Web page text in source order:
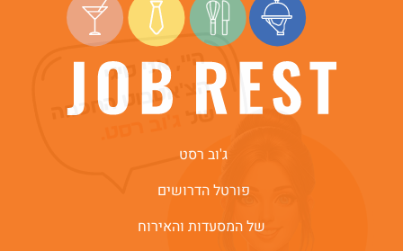
ג'וב רסט
פורטל הדרושים
של המסעדות והאירוח
היי, אני סיגי
הצ'אטבוט החכמה
של